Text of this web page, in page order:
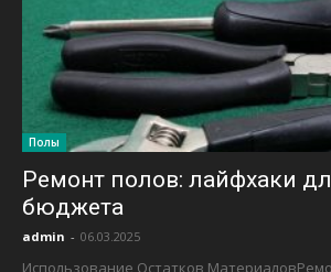
Полы
Ремонт полов: лайфхаки
бюджета
admin - 06.03.2025
Использование Остатков